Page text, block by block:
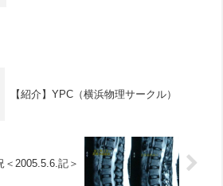
【紹介】YPC（横浜物理サークル）
＜2005.5.6.記＞